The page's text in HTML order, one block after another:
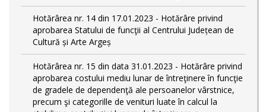
Hotărârea nr. 14 din 17.01.2023 - Hotărâre privind
aprobarea Statului de funcţii al Centrului Județean de
Cultură și Arte Argeș
Hotărârea nr. 15 din data 31.01.2023 - Hotărâre privind
aprobarea costului mediu lunar de întreţinere în funcţie
de gradele de dependenţă ale persoanelor vârstnice,
precum şi categorille de venituri luate în calcul la